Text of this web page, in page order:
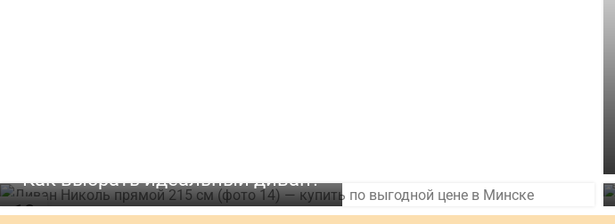
18
Как выбрать идеальный диван?